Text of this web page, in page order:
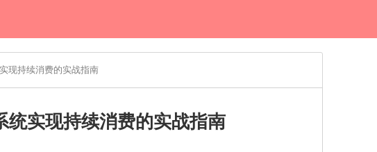
现持续消费的实战指南
统实现持续消费的实战指南